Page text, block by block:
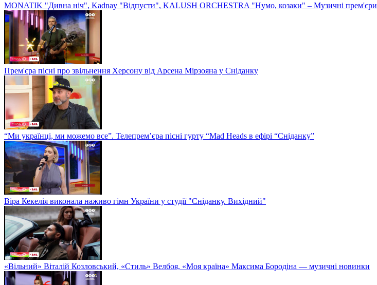
MONATIK "Дивна ніч", Kadnay "Відпусти", KALUSH ORCHESTRA "Нумо, козаки" – Музичні прем'єри
Прем'єра пісні про звільнення Херсону від Арсена Мірзояна у Сніданку
“Ми українці, ми можемо все”. Телепрем’єра пісні гурту “Mad Heads в ефірі “Сніданку”
Віра Кекелія виконала наживо гімн України у студії "Сніданку. Вихідний"
«Вільний» Віталій Козловський, «Стиль» Велбоя, «Моя країна» Максима Бородіна — музичні новинки